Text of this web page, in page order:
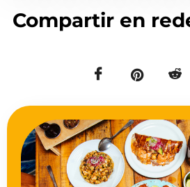
Compartir en